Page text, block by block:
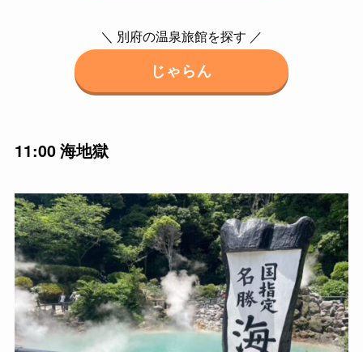
＼ 別府の温泉旅館を探す ／
じゃらん
11:00 海地獄